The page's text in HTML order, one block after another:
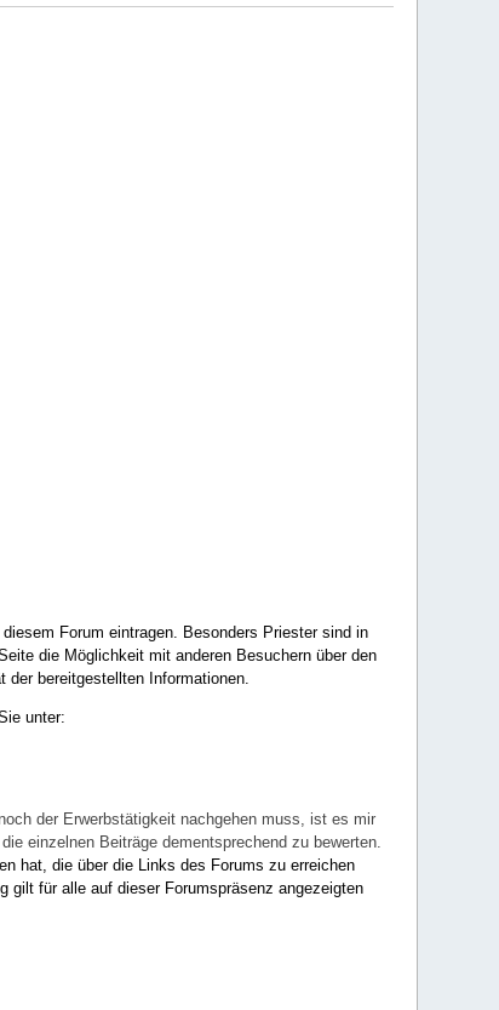
Forum eintragen. Besonders Priester sind in
die Möglichkeit mit anderen Besuchern über den
der bereitgestellten Informationen.
unter:
der Erwerbstätigkeit nachgehen muss, ist es mir
einzelnen Beiträge dementsprechend zu bewerten.
hat, die über die Links des Forums zu erreichen
gilt für alle auf dieser Forumspräsenz angezeigten